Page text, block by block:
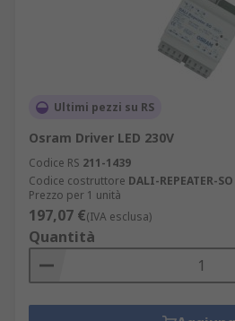
Ultimi pezzi su RS
Osram Driver LED 230V
Codice RS 211-1439
Codice costruttore DALI-REPEATER-SO
Prezzo per 1 unità
197,07 €(IVA esclusa)
Quantità